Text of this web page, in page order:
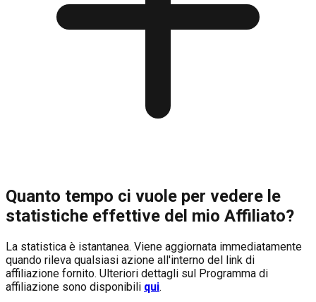
Quanto tempo ci vuole per vedere le
statistiche effettive del mio Affiliato?
La statistica è istantanea. Viene aggiornata immediatamente
quando rileva qualsiasi azione all'interno del link di
affiliazione fornito. Ulteriori dettagli sul Programma di
affiliazione sono disponibili qui.